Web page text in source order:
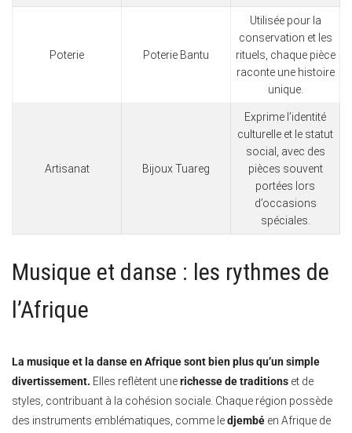
Poterie Poterie Bantu
Utilisée pour la
conservation et les
rituels, chaque pièce
raconte une histoire
unique.
Artisanat Bijoux Tuareg
Exprime l’identité
culturelle et le statut
social, avec des
pièces souvent
portées lors
d’occasions
spéciales.
Musique et danse : les rythmes de
l’Afrique
La musique et la danse en Afrique sont bien plus qu’un simple
divertissement. Elles reflètent unerichesse de traditions et de
styles, contribuant à la cohésion sociale. Chaque région possède
des instruments emblématiques, comme ledjembé en Afrique de